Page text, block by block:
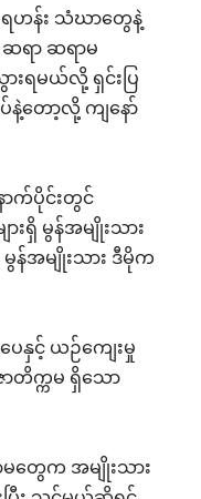
ရဟန်း သံဃာတွေနဲ့
ရာ ဆရာမ
မယ်လို့ ရှင်းပြ
တော့လို့ ကျနော်
က်ပိုင်းတွင်
ရှိ မွန်အမျိုးသား
န်အမျိုးသား ဒီမိုက
ေနှင့် ယဉ်ကျေးမှု
တိက္ကမ ရှိသော
တွေက အမျိုးသား